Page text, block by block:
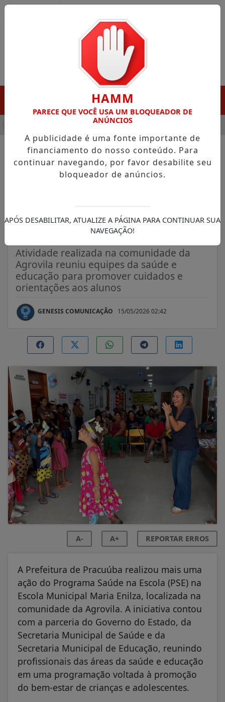
EM PORTO GRANDE COM ATUAÇÃO VOLTADA AO
NOTÍCIAS/PRACUUBA
Programa Saúde na Escola
cidadania para estudantes de
Atividade realizada na comunidade da
Agrovila reuniu equipes da saúde e
educação para promover cuidados e
orientações aos alunos
GENESIS COMUNICAÇÃO 15/05/2026 02:42
A- A+ REPORTAR ERROS
A Prefeitura de Pracuúba realizou mais uma
ação do Programa Saúde na Escola (PSE) na
Escola Municipal Maria Enilza, localizada na
comunidade da Agrovila. A iniciativa contou
com a parceria do Governo do Estado, da
Secretaria Municipal de Saúde e da
Secretaria Municipal de Educação, reunindo
profissionais das áreas da saúde e educação
em uma programação voltada à promoção
do bem-estar de crianças e adolescentes.
HAMM
PARECE QUE VOCÊ USA UM BLOQUEADOR DE
ANÚNCIOS
A publicidade é uma fonte importante de
financiamento do nosso conteúdo. Para
continuar navegando, por favor desabilite seu
bloqueador de anúncios.
APÓS DESABILITAR, ATUALIZE A PÁGINA PARA CONTINUAR SUA
NAVEGAÇÃO!